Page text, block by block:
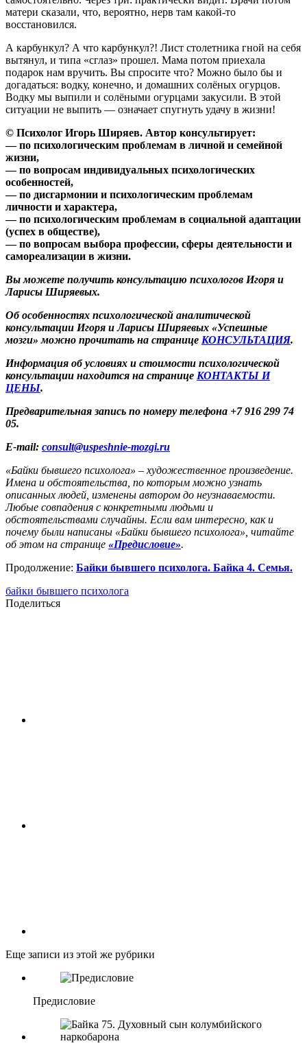
матери сказали, что, вероятно, нерв там какой-то
восстановился.
А карбункул? А что карбункул?! Лист столетника гной на себя
вытянул, и типа «сглаз» прошел. Мама потом приехала
подарок нам вручить. Вы спросите что? Можно было бы и
догадаться: водку, конечно, и домашних солёных огурцов.
Водку мы выпили и солёными огурцами закусили. В этой
ситуации не выпить — означает спугнуть удачу в жизни!
© Психолог Игорь Ширяев. Автор консультирует:
— по психологическим проблемам в личной и семейной
жизни,
— по вопросам индивидуальных психологических
особенностей,
— по дисгармонии и психологическим проблемам
личности и характера,
— по психологическим проблемам в социальной адаптации
(успех в обществе),
— по вопросам выбора профессии, сферы деятельности и
самореализации в жизни.
Вы можете получить консультацию психологов Игоря и
Ларисы Ширяевых.
Об особенностях психологической аналитической
консультации Игоря и Ларисы Ширяевых «Успешные
мозги» можно прочитать на странице КОНСУЛЬТАЦИЯ.
Информация об условиях и стоимости психологической
консультации находится на странице КОНТАКТЫ И
ЦЕНЫ.
Предварительная запись по номеру телефона +7 916 299 74
05.
E-mail: consult@uspeshnie-mozgi.ru
«Байки бывшего психолога» – художественное произведение.
Имена и обстоятельства, по которым можно узнать
описанных людей, изменены автором до неузнаваемости.
Любые совпадения с конкретными людьми и
обстоятельствами случайны. Если вам интересно, как и
почему были написаны «Байки бывшего психолога», читайте
об этом на странице «Предисловие».
Продолжение: Байки бывшего психолога. Байка 4. Семья.
байки бывшего психолога
Поделиться
Еще записи из этой же рубрики
Предисловие